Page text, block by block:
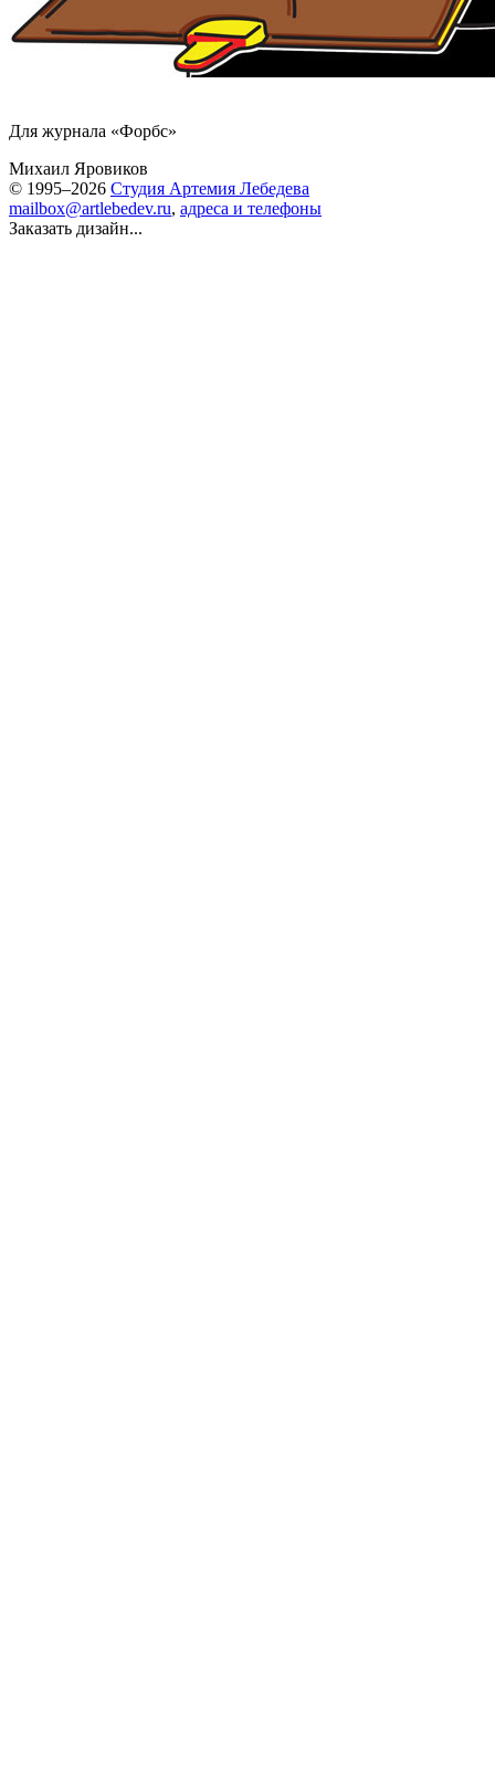
Для журнала «Форбс»
Михаил Яровиков
© 1995–2026 Студия Артемия Лебедева
mailbox@artlebedev.ru, адреса и телефоны
Заказать дизайн...